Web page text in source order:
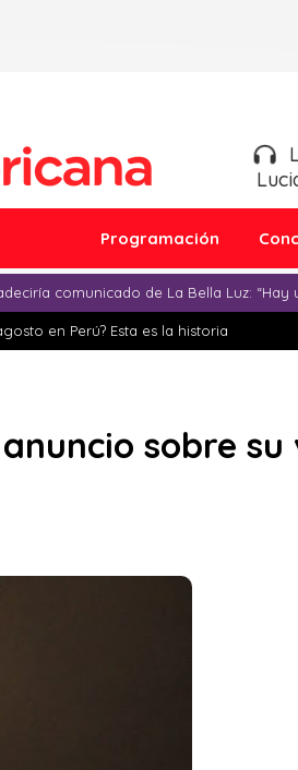
Programación
comunicado de La Bella Luz: “Hay
en Perú? Esta es la historia
sobre